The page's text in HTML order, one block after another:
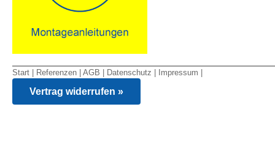
Start Referenzen AGB Datenschutz Impressum
Vertrag widerrufen »